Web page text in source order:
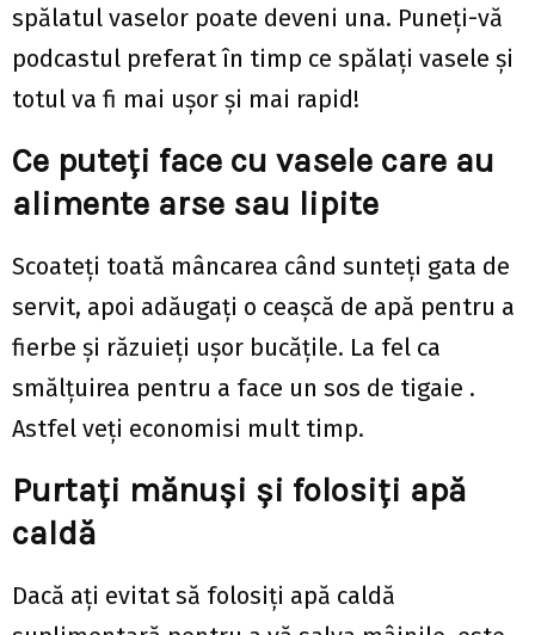
spălatul vaselor poate deveni una. Puneți-vă
podcastul preferat în timp ce spălați vasele și
totul va fi mai ușor și mai rapid!
Ce puteți face cu vasele care au
alimente arse sau lipite
Scoateți toată mâncarea când sunteți gata de
servit, apoi adăugați o ceașcă de apă pentru a
fierbe și răzuieți ușor bucățile. La fel ca
smălțuirea pentru a face un sos de tigaie .
Astfel veți economisi mult timp.
Purtați mănuși și folosiți apă
caldă
Dacă ați evitat să folosiți apă caldă